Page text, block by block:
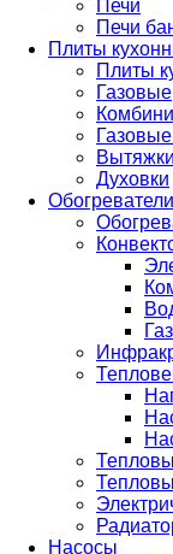
Печи
Печи
Плиты
Плиты
Газовые
Вытяжки
Духовки
Обогреватели
Насосы